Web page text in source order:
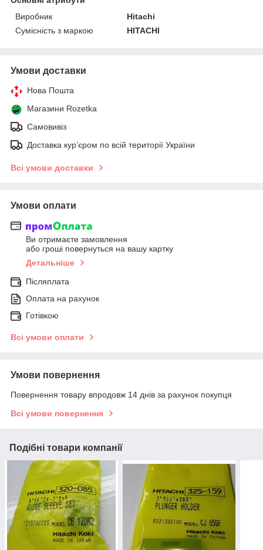
Виробник
Hitachi
Сумісність з маркою
HITACHI
Умови доставки
Нова Пошта
Магазини Rozetka
Самовивіз
Доставка кур’єром по всій території України
Всі умови доставки
Умови оплати
Ви отримаєте замовлення
або гроші повернуться на вашу картку
Детальніше
Післяплата
Оплата на рахунок
Готівкою
Всі умови оплати
Умови повернення
Повернення товару впродовж 14 днів за рахунок покупця
Всі умови повернення
Подібні товари компанії